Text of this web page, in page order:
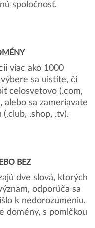
spoločnosť.
viac ako 1000
sa uistite, či
celosvetovo (.com,
alebo sa zameriavate
.shop, .tv).
BEZ
dve slová, ktorých
odporúča sa
k nedorozumeniu,
domény, s pomlčkou